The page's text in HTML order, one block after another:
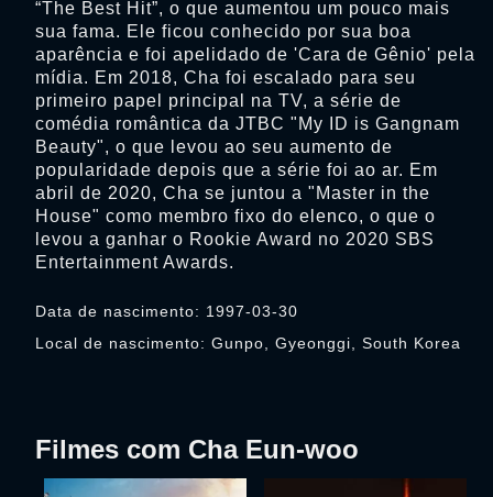
Data de nascimento: 1997-03-30
Local de nascimento: Gunpo, Gyeonggi, South Korea
“The Best Hit”, o que aumentou um pouco mais
sua fama. Ele ficou conhecido por sua boa
aparência e foi apelidado de 'Cara de Gênio' pela
mídia. Em 2018, Cha foi escalado para seu
primeiro papel principal na TV, a série de
comédia romântica da JTBC "My ID is Gangnam
Beauty", o que levou ao seu aumento de
popularidade depois que a série foi ao ar. Em
abril de 2020, Cha se juntou a "Master in the
House" como membro fixo do elenco, o que o
levou a ganhar o Rookie Award no 2020 SBS
Entertainment Awards.
Filmes com Cha Eun-woo